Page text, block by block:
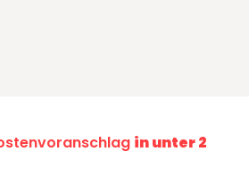
in unter 2